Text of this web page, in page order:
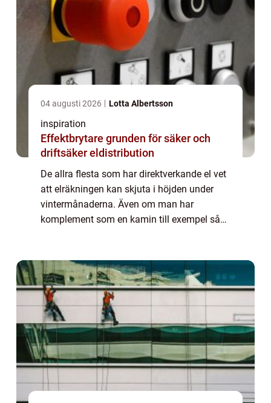
04 augusti 2026 Lotta Albertsson
inspiration
Effektbrytare grunden för säker och
driftsäker eldistribution
De allra flesta som har direktverkande el vet
att elräkningen kan skjuta i höjden under
vintermånaderna. Även om man har
komplement som en kamin till exempel så
Dessut...